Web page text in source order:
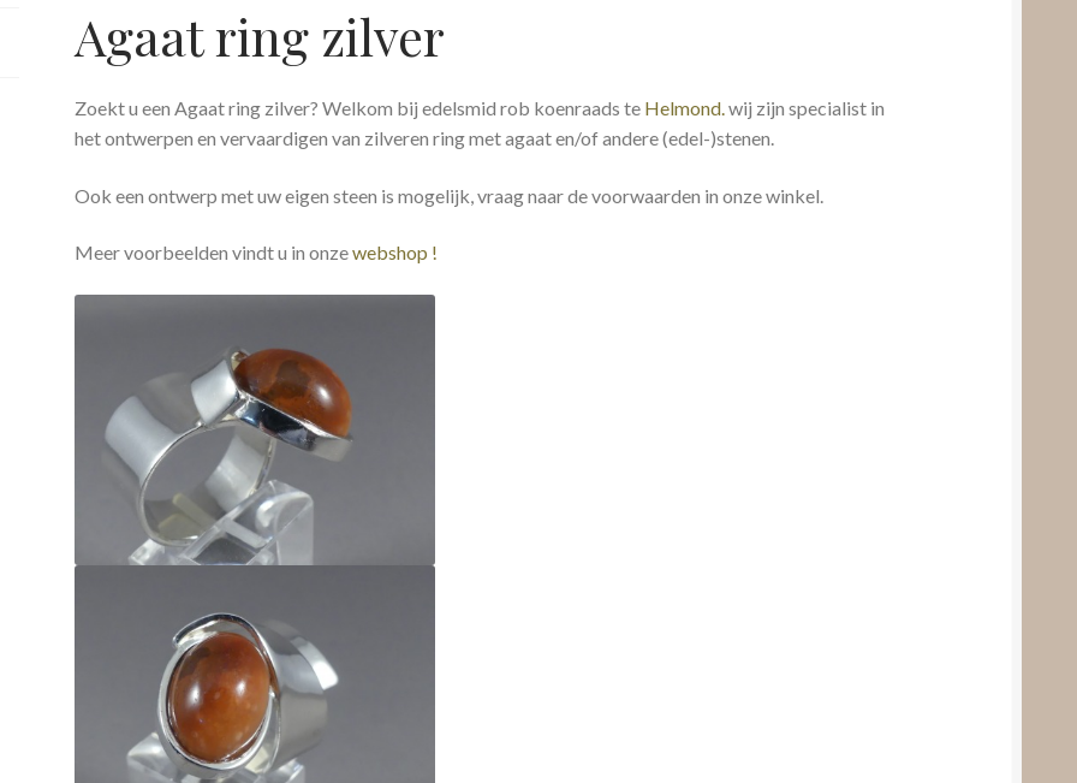
Agaat ring zilver
Zoekt u een Agaat ring zilver? Welkom bij edelsmid rob koenraads te Helmond.wij zijn specialist in
het ontwerpen en vervaardigen van zilveren ring met agaat en/of andere (edel-)stenen.
Ook een ontwerp met uw eigen steen is mogelijk, vraag naar de voorwaarden in onze winkel.
Meer voorbeelden vindt u in onzewebshop !